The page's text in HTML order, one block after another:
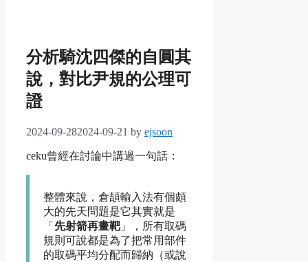
分析騎沈四傑的自圓其
說，對比尹規的公理可
證
2024-09-282024-09-21 by ejsoon
ceku曾經在討論中講過一句話：
整體來說，倉頡輸入法有個頗
大的先天問題是它其實就是
「 先射箭再畫靶 」，所有取碼
規則可說都是為了把常用部件
的取碼平均分配而歸納（或說